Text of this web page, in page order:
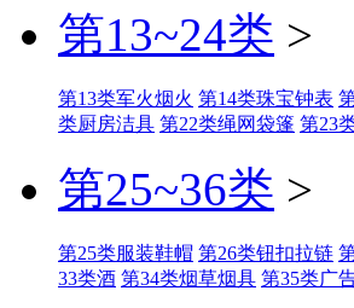
第13~24类 >
第13类军火烟火 第14类珠宝钟表
类厨房洁具 第22类绳网袋篷 第23
第25~36类 >
第25类服装鞋帽 第26类钮扣拉链
33类酒 第34类烟草烟具 第35类广